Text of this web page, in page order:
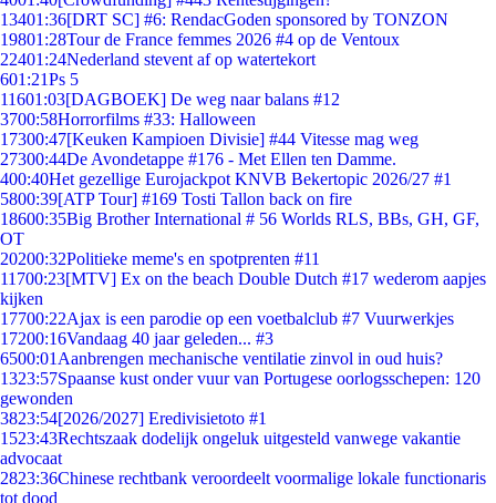
13401:36[DRT SC] #6: RendacGoden sponsored by TONZON
19801:28Tour de France femmes 2026 #4 op de Ventoux
22401:24Nederland stevent af op watertekort
601:21Ps 5
11601:03[DAGBOEK] De weg naar balans #12
3700:58Horrorfilms #33: Halloween
17300:47[Keuken Kampioen Divisie] #44 Vitesse mag weg
27300:44De Avondetappe #176 - Met Ellen ten Damme.
400:40Het gezellige Eurojackpot KNVB Bekertopic 2026/27 #1
5800:39[ATP Tour] #169 Tosti Tallon back on fire
18600:35Big Brother International # 56 Worlds RLS, BBs, GH, GF,
OT
20200:32Politieke meme's en spotprenten #11
11700:23[MTV] Ex on the beach Double Dutch #17 wederom aapjes
kijken
17700:22Ajax is een parodie op een voetbalclub #7 Vuurwerkjes
17200:16Vandaag 40 jaar geleden... #3
6500:01 Aanbrengen mechanische ventilatie zinvol in oud huis?
1323:57Spaanse kust onder vuur van Portugese oorlogsschepen: 120
gewonden
3823:54[2026/2027] Eredivisietoto #1
1523:43Rechtszaak dodelijk ongeluk uitgesteld vanwege vakantie
advocaat
2823:36Chinese rechtbank veroordeelt voormalige lokale functionaris
tot dood